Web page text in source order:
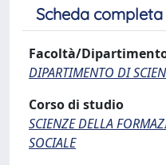
Scheda completa
Facoltà/
DIPARTIMENTO DI
Corso di studio
SCIENZE DELLA
SOCIALE